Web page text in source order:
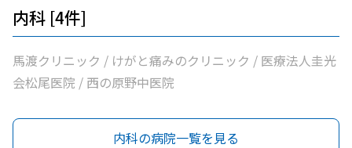
内科 [4件]
馬渡クリニック / けがと痛みのクリニック / 医療法人圭光
会松尾医院 / 西の原野中医院
内科の病院一覧を見る